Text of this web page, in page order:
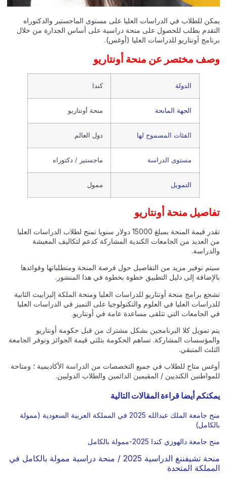
يمكن للطلاب في الدراسات العليا على مستوى الماجستير والدكتوراه
التقدم بطلب للحصول على منحة دراسية على أساس الجدارة من خلال
برنامج أونتاريو للدراسات العليا (أوغس).
وصف مختصر عن منحة أونتاريو
الدولة كندا
الجهة المانحة منحة أونتاريو
الفئات المسموح لها دول العالم
مستوى الدراسة ماجستير / دكتوراه
التمويل ممول
تفاصيل منحة أونتاريو
تقدر قيمة المنحة بمبلغ 15000 دولار سنويا تمنح لطلاب الدراسات العليا
من العديد من الجامعات الكندية المشاركة كدعم لتكاليف المعيشة
والدراسة.
سيتم توفير مزيد من التفاصيل حول فرصة المنحة ومتطلباتها وفوائدها
بالإضافة إلى دليل التطبيق خطوة بخطوة في هذا المنشور.
تشجع برامج منحة أونتاريو للدراسات العليا ومنحة الملكة إليزابيث الثانية
للدراسات العليا في العلوم والتكنولوجيا على التميز في الدراسات العليا
في الجامعات التي تتلقى مساعدة عامة في أونتاريو.
يتم تمويل كلا البرنامجين بشكل مشترك من قبل حكومة أونتاريو
والمؤسسات المشاركة. تساهم الحكومة بثلثي قيمة الجوائز وتوفر الجامعة
الثلث المتبقي.
أوغس متاح للطلاب في جميع التخصصات من الدراسة الأكاديمية ؛ ومتاحة
للمواطنين الكنديين / المقيمين الدائمين والطلاب الدوليين.
يمكنكم أيضا قراءة المقالات التالية
منح جامعة الملك عبدالله 2025 في المملكة العربية السعودية (ممولة
بالكامل)
منح جامعة دالهوزي كندا 2025-ممولة بالكامل
منحة تشيفننغ الدراسية 2025 / منحة دراسية ممولة بالكامل في
المملكة المتحدة